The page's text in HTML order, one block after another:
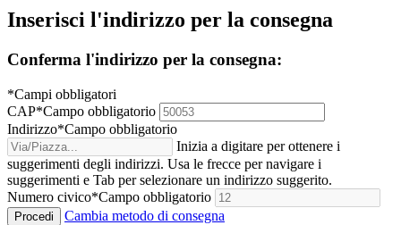
Inserisci l'indirizzo per la consegna
Conferma l'indirizzo per la consegna:
*Campi obbligatori
CAP*Campo obbligatorio
Indirizzo*Campo obbligatorio
Inizia a digitare per ottenere i
suggerimenti degli indirizzi. Usa le frecce per navigare i
suggerimenti e Tab per selezionare un indirizzo suggerito.
Numero civico*Campo obbligatorio
Procedi Cambia metodo di consegna